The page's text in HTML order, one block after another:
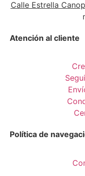
Calle Estrella
Atención al cliente
Política de